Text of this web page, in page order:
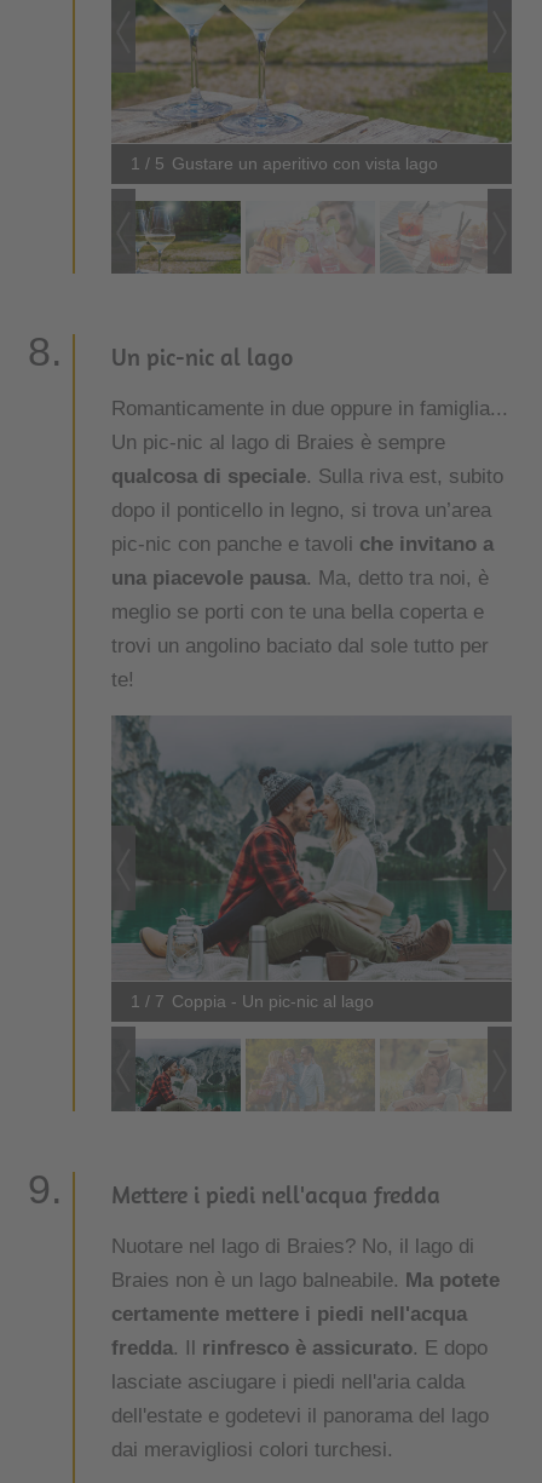
1 / 5 Gustare un aperitivo con vista lago
Un pic-nic al lago
Romanticamente in due oppure in famiglia...
Un pic-nic al lago di Braies è sempre
qualcosa di speciale. Sulla riva est, subito
dopo il ponticello in legno, si trova un’area
pic-nic con panche e tavoli che invitano a
una piacevole pausa. Ma, detto tra noi, è
meglio se porti con te una bella coperta e
trovi un angolino baciato dal sole tutto per
te!
1 / 7 Coppia - Un pic-nic al lago
Mettere i piedi nell'acqua fredda
Nuotare nel lago di Braies? No, il lago di
Braies non è un lago balneabile. Ma potete
certamente mettere i piedi nell'acqua
fredda. Il rinfresco è assicurato. E dopo
lasciate asciugare i piedi nell'aria calda
dell'estate e godetevi il panorama del lago
dai meravigliosi colori turchesi.